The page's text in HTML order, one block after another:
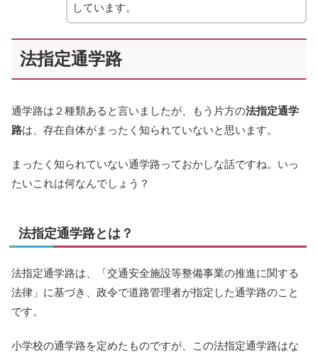
しています。
法指定通学路
通学路は２種類あると言いましたが、もう片方の法指定通学
路は、存在自体がまったく知られていないと思います。
まったく知られていない通学路っておかしな話ですね。いっ
たいこれは何なんでしょう？
法指定通学路とは？
法指定通学路は、「交通安全施設等整備事業の推進に関する
法律」に基づき、政令で道路管理者が指定した通学路のこと
です。
小学校の通学路を定めたものですが、この法指定通学路はな